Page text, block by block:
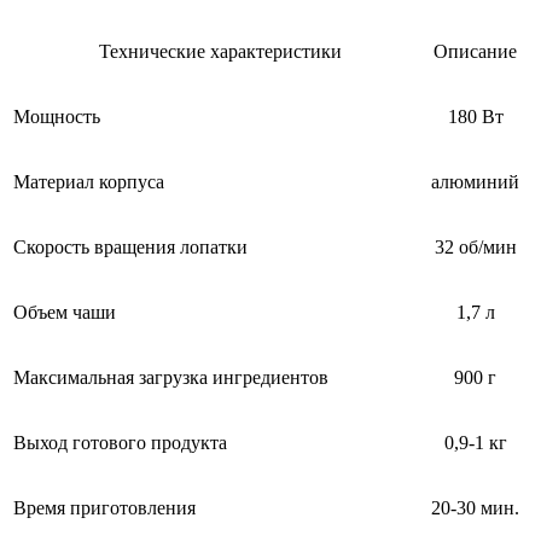
Технические характеристики Описание
Мощность 180 Вт
Материал корпуса алюминий
Скорость вращения лопатки 32 об/мин
Объем чаши 1,7 л
Максимальная загрузка ингредиентов 900 г
Выход готового продукта 0,9-1 кг
Время приготовления 20-30 мин.